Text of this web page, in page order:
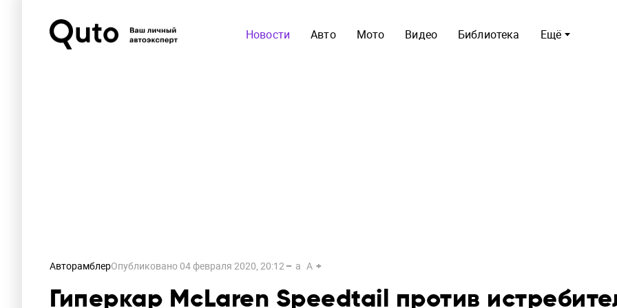
Ещё
Новости Авто Мото Видео Библиотека
АвторамблерОпубликовано 04 февраля 2020, 20:12 a A
Гиперкар McLaren Speedtail против